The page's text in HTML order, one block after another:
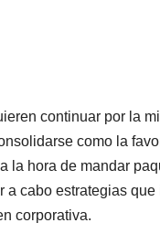
continuar por la
como la
la hora de mandar
a cabo estrategias
corporativa.